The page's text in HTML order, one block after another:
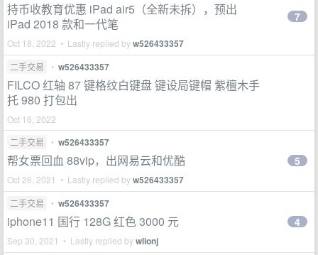
持币收教育优惠 iPad air5（全新未拆），预出
iPad 2018 款和一代笔
Oct 18, 2022 • Lastly replied byw526433357
7
二手交易 • w526433357
FILCO 红轴 87 键格纹白键盘 键设局键帽 紫檀木手
托 980 打包出
Oct 16, 2022
二手交易
• w526433357
帮女票回血 88vip，出网易云和优酷
Oct 26, 2021 • Lastly replied byw526433357
5
二手交易 • w526433357
iphone11 国行 128G 红色 3000 元
Sep 30, 2021 • Lastly replied bywlionj
4